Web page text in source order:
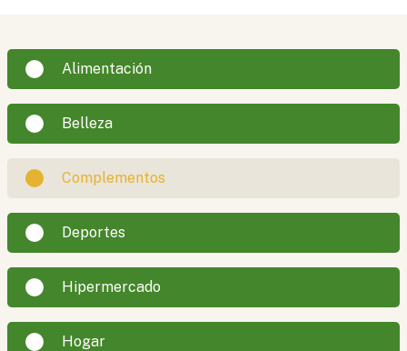
Alimentación
Belleza
Complementos
Deportes
Hipermercado
Hogar